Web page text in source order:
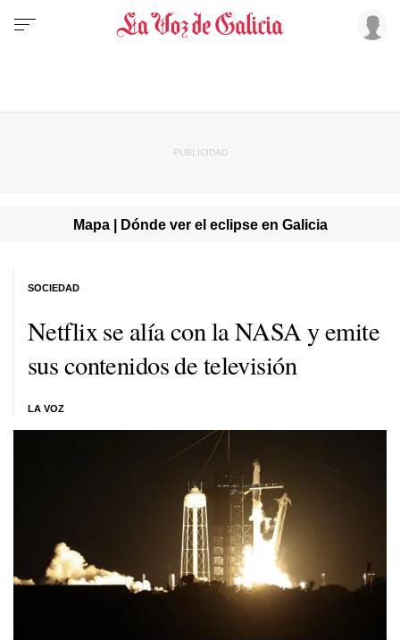
Mapa | Dónde ver el eclipse en Galicia
Netflix se alía con la NASA y emite
sus contenidos de televisión
LA VOZ
SOCIEDAD